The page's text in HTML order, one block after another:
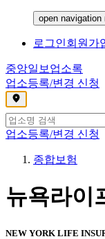
open navigation
로그인회원가
중앙일보 업소록
업소등록/변경 신청
,
업소등록/변경 신청
종합보험
뉴욕라이
NEW YORK LIFE